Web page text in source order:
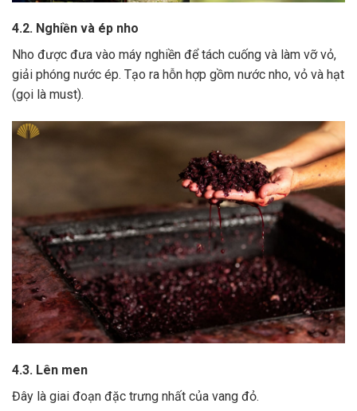
4.2. Nghiền và ép nho
Nho được đưa vào máy nghiền để tách cuống và làm vỡ vỏ,
giải phóng nước ép. Tạo ra hỗn hợp gồm nước nho, vỏ và hạt
(gọi là must).
4.3. Lên men
Đây là giai đoạn đặc trưng nhất của vang đỏ.